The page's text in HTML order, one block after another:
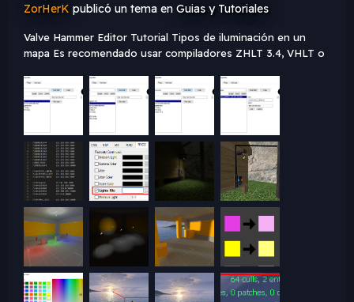
ZorHerK publicó un tema en Guias y Tutoriales
Valve Hammer Editor Tutorial Tipos de iluminación en un
mapa Es recomendado usar compiladores ZHLT 3.4, VHLT o
Descarga del Mapa Mapa Iluminación.rar Iluminar tu mapa y
crear un ambiente con ello es algo...